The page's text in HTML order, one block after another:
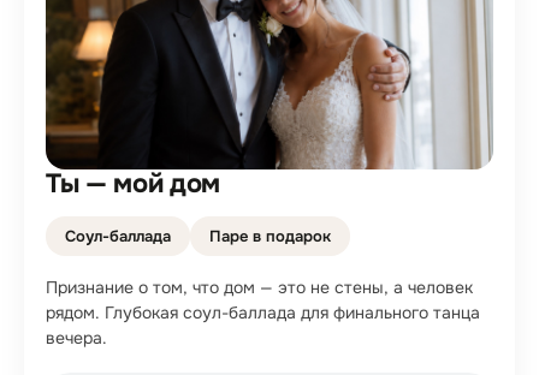
Ты — мой дом
Соул-баллада Паре в подарок
Признание о том, что дом — это не стены, а человек
рядом. Глубокая соул-баллада для финального танца
вечера.